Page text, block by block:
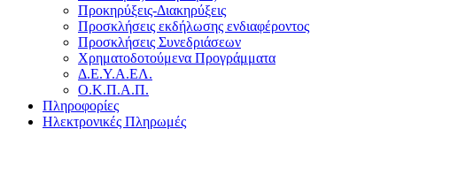
Προκηρύξεις-Διακηρύξεις
Προσκλήσεις εκδήλωσης ενδιαφέροντος
Προσκλήσεις Συνεδριάσεων
Χρηματοδοτούμενα Προγράμματα
Δ.Ε.Υ.Α.ΕΛ.
Ο.Κ.Π.Α.Π.
Πληροφορίες
Ηλεκτρονικές Πληρωμές